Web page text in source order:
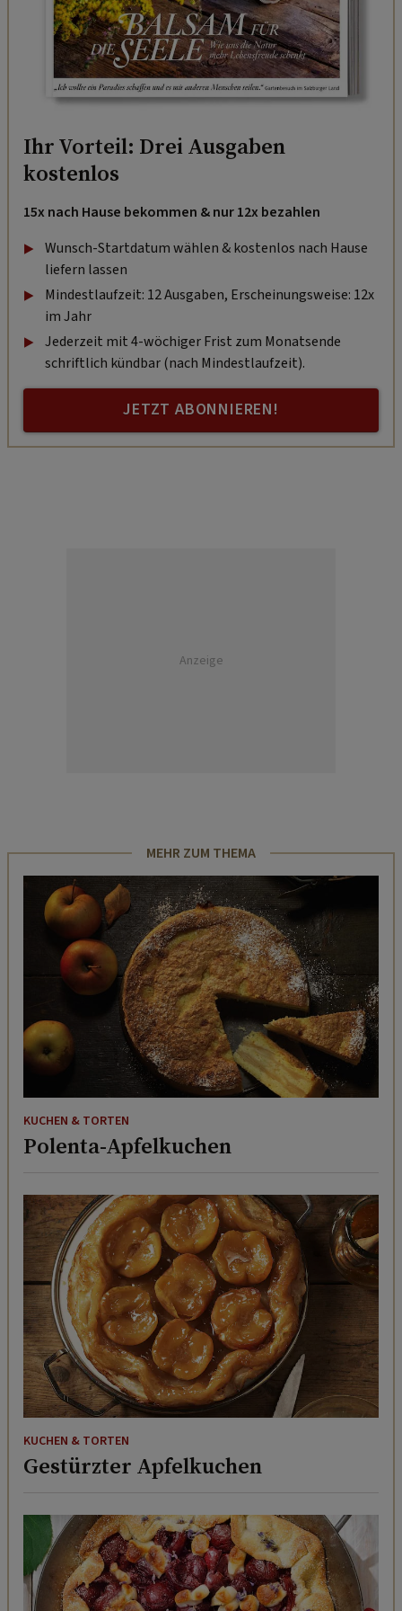
Ihr Vorteil: Drei Ausgaben
kostenlos
15x nach Hause bekommen & nur 12x bezahlen
Wunsch-Startdatum wählen & kostenlos nach Hause
liefern lassen
Mindestlaufzeit: 12 Ausgaben, Erscheinungsweise: 12x
im Jahr
Jederzeit mit 4-wöchiger Frist zum Monatsende
schriftlich kündbar (nach Mindestlaufzeit).
JETZT ABONNIEREN!
Anzeige
MEHR ZUM THEMA
KUCHEN & TORTEN
Polenta-Apfelkuchen
KUCHEN & TORTEN
Gestürzter Apfelkuchen